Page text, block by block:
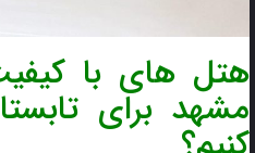
هتل های با
مشهد برای